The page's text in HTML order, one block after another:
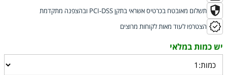
תשלום מאובטח בכרטיס אשראי בתקן PCI-DSS ובהצפנה מתקדמת
הצטרפו לעוד מאות לקוחות מרוצים